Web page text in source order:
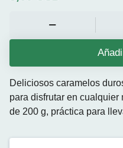
Deliciosos caramelos
para disfrutar en
de 200 g, práctica para